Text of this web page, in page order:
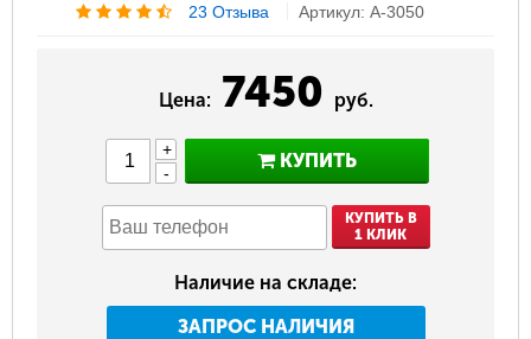
23 Отзыва Артикул: A-3050
Цена: 7450 руб.
+
-
КУПИТЬ
КУПИТЬ В
1 КЛИК
Наличие на складе:
ЗАПРОС НАЛИЧИЯ